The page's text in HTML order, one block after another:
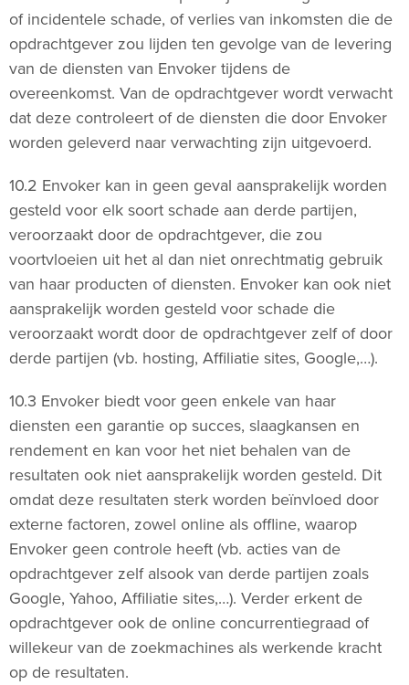
of incidentele schade, of verlies van inkomsten die de
opdrachtgever zou lijden ten gevolge van de levering
van de diensten van Envoker tijdens de
overeenkomst. Van de opdrachtgever wordt verwacht
dat deze controleert of de diensten die door Envoker
worden geleverd naar verwachting zijn uitgevoerd.
10.2 Envoker kan in geen geval aansprakelijk worden
gesteld voor elk soort schade aan derde partijen,
veroorzaakt door de opdrachtgever, die zou
voortvloeien uit het al dan niet onrechtmatig gebruik
van haar producten of diensten. Envoker kan ook niet
aansprakelijk worden gesteld voor schade die
veroorzaakt wordt door de opdrachtgever zelf of door
derde partijen (vb. hosting, Affiliatie sites, Google,…).
10.3 Envoker biedt voor geen enkele van haar
diensten een garantie op succes, slaagkansen en
rendement en kan voor het niet behalen van de
resultaten ook niet aansprakelijk worden gesteld. Dit
omdat deze resultaten sterk worden beïnvloed door
externe factoren, zowel online als offline, waarop
Envoker geen controle heeft (vb. acties van de
opdrachtgever zelf alsook van derde partijen zoals
Google, Yahoo, Affiliatie sites,…). Verder erkent de
opdrachtgever ook de online concurrentiegraad of
willekeur van de zoekmachines als werkende kracht
op de resultaten.